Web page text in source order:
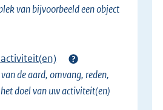
van bijvoorbeeld een object
de aard, omvang, reden,
doel van uw activiteit(en)